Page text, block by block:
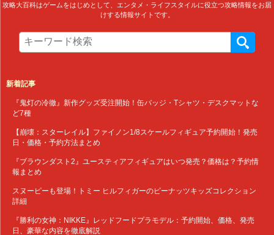
攻略大百科はゲームをはじめとして、エンタメ・ライフスタイルに役立つ攻略情報をお届
けする情報サイトです。
新着記事
『鬼灯の冷徹』新作グッズ受注開始！缶バッジ・Tシャツ・デスクマットな
ど7種
【崩壊：スターレイル】ファイノン1/8スケールフィギュア予約開始！発売
日・価格・予約方法まとめ
『ブラウンダスト2』ユースティアフィギュアはいつ発売？価格は？予約情
報まとめ
スヌーピーも登場！トミー ヒルフィガーのピーナッツキッズコレクション
詳細
『勝利の女神：NIKKE』レッドフードプラモデル：予約開始、価格、発売
日、豪華な内容を徹底解説